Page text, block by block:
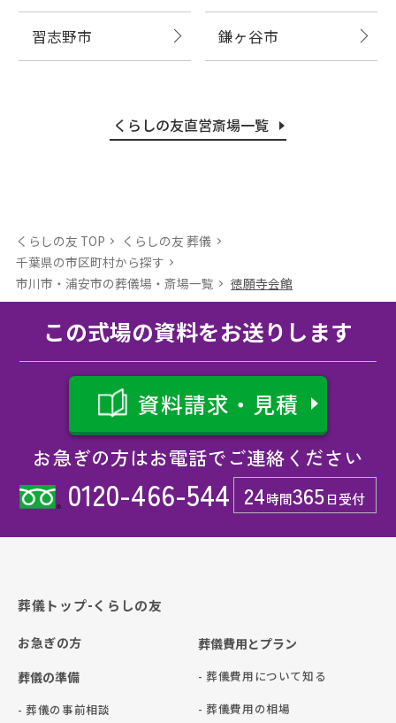
習志野市 鎌ヶ谷市
くらしの友直営斎場一覧
くらしの友 TOP
くらしの友 葬儀
千葉県の市区町村から探す
市川市・浦安市の葬儀場・斎場⼀覧
徳願寺会館
この式場の資料をお送りします
お急ぎの方はお電話でご連絡ください
24時間365日受付
0120-466-544
資料請求・見積
葬儀トップ-くらしの友
お急ぎの方
葬儀の準備
- 葬儀の事前相談
葬儀費用とプラン
- 葬儀費用について知る
- 葬儀費用の相場